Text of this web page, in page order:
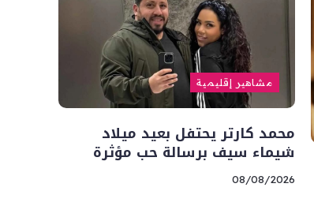
مشاهير إقليمية
محمد كارتر يحتفل بعيد ميلاد
شيماء سيف برسالة حب مؤثرة
08/08/2026